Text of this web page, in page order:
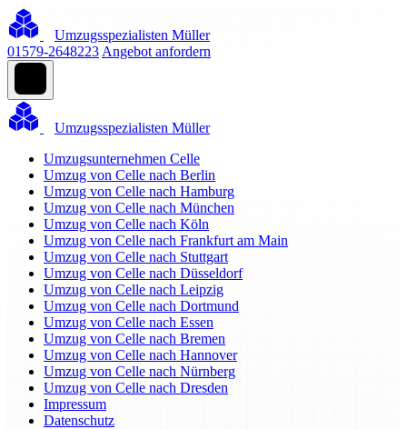
Umzugsspezialisten Müller
01579-2648223 Angebot anfordern
Umzugsspezialisten Müller
Umzugsunternehmen Celle
Umzug von Celle nach Berlin
Umzug von Celle nach Hamburg
Umzug von Celle nach München
Umzug von Celle nach Köln
Umzug von Celle nach Frankfurt am Main
Umzug von Celle nach Stuttgart
Umzug von Celle nach Düsseldorf
Umzug von Celle nach Leipzig
Umzug von Celle nach Dortmund
Umzug von Celle nach Essen
Umzug von Celle nach Bremen
Umzug von Celle nach Hannover
Umzug von Celle nach Nürnberg
Umzug von Celle nach Dresden
Impressum
Datenschutz